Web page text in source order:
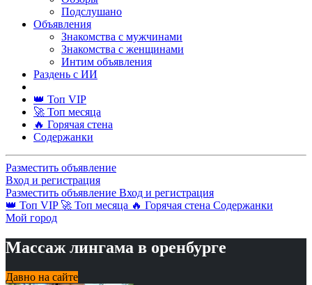
Подслушано
Объявления
Знакомства с мужчинами
Знакомства с женщинами
Интим объявления
Раздень с ИИ
👑 Топ VIP
🚀 Топ месяца
🔥 Горячая стена
Содержанки
Разместить объявление
Вход и регистрация
Разместить объявление Вход и регистрация
👑 Топ VIP 🚀 Топ месяца 🔥 Горячая стена Содержанки
Мой город
Массаж лингама в оренбурге
Давно на сайте